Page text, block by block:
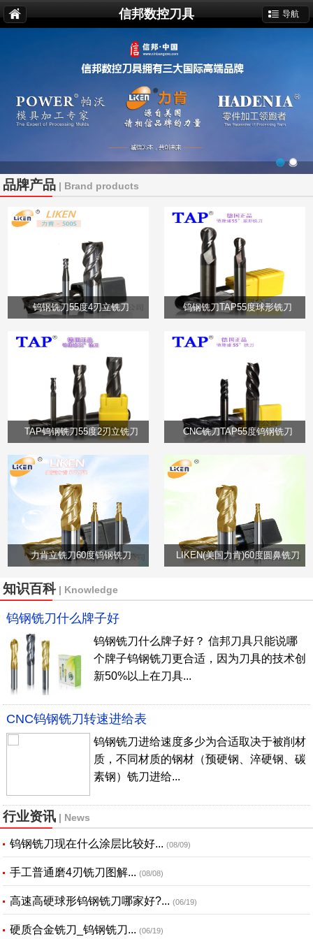
信邦数控刀具 导航
品牌产品 | Brand products
钨钢铣刀55度4刃立铣刀 钨钢铣刀TAP55度球形铣刀
TAP钨钢铣刀55度2刃立铣刀 CNC铣刀TAP55度钨钢铣刀
力肯立铣刀60度钨钢铣刀 LIKEN(美国力肯)60度圆鼻铣刀
知识百科| Knowledge
钨钢铣刀什么牌子好
钨钢铣刀什么牌子好？ 信邦刀具只能说哪
个牌子钨钢铣刀更合适，因为刀具的技术创
新50%以上在刀具...
CNC钨钢铣刀转速进给表
钨钢铣刀进给速度多少为合适取决于被削材
质，不同材质的钢材（预硬钢、淬硬钢、碳
素钢）铣刀进给...
行业资讯 | News
钨钢铣刀现在什么涂层比较好... (08/09)
手工普通磨4刃铣刀图解... (08/08)
高速高硬球形钨钢铣刀哪家好?... (06/19)
硬质合金铣刀_钨钢铣刀... (06/19)